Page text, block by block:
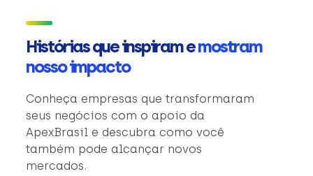
Histórias que inspiram emostram
nosso impacto
Conheça empresas que transformaram
seus negócios com o apoio da
ApexBrasil e descubra como você
também pode alcançar novos
mercados.